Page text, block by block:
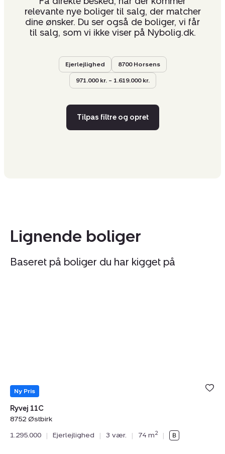
relevante nye boliger til salg, der matcher
dine ønsker. Du ser også de boliger, vi får
til salg, som vi ikke viser på Nybolig.dk.
Ejerlejlighed 8700 Horsens
971.000 kr. – 1.619.000 kr.
Tilpas filtre og opret
Lignende boliger
Baseret på boliger du har kigget på
Ny Pris
Ryvej 11C
8752 Østbirk
1.295.000
| Ejerlejlighed | 3 vær. | 74 m2 |